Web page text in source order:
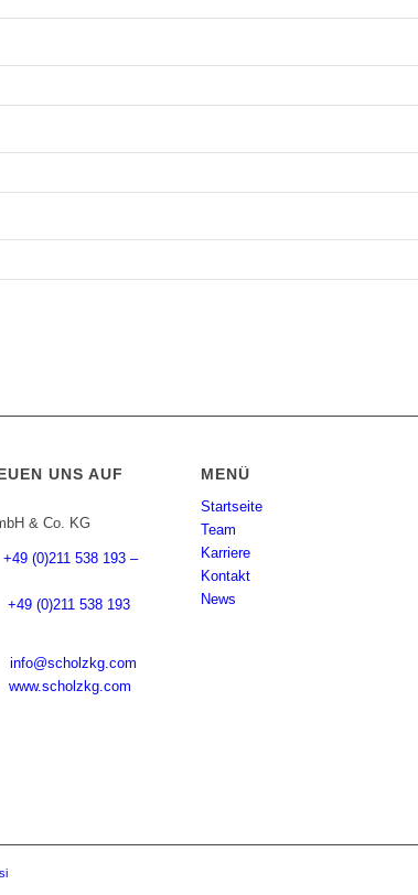
UNS AUF
& Co. KG
+49 (0)211 538 193 –
+49 (0)211 538 193
info@scholzkg.com
www.scholzkg.com
MENÜ
Startseite
Team
Karriere
Kontakt
News